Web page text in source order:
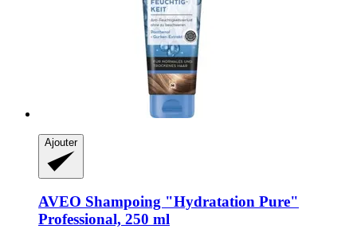
Ajouter
AVEO Shampoing "Hydratation Pure"
Professional, 250 ml